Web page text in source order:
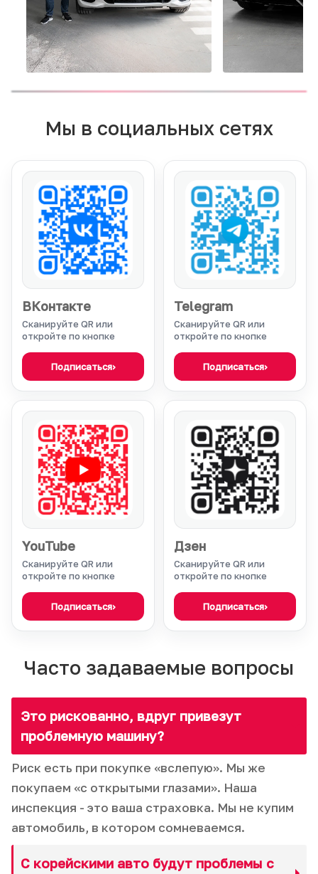
Мы в социальных сетях
ВКонтакте
Сканируйте QR или
откройте по кнопке
Подписаться›
Telegram
Сканируйте QR или
откройте по кнопке
Подписаться›
YouTube
Сканируйте QR или
откройте по кнопке
Подписаться›
Дзен
Сканируйте QR или
откройте по кнопке
Подписаться›
Часто задаваемые вопросы
Это рискованно, вдруг привезут
проблемную машину?
Риск есть при покупке «вслепую». Мы же
покупаем «с открытыми глазами». Наша
инспекция - это ваша страховка. Мы не купим
автомобиль, в котором сомневаемся.
С корейскими авто будут проблемы с